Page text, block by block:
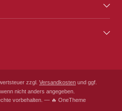
zzgl. Versandkosten und ggf.
nicht anders angegeben.
vorbehalten. — 🔥 OneTheme